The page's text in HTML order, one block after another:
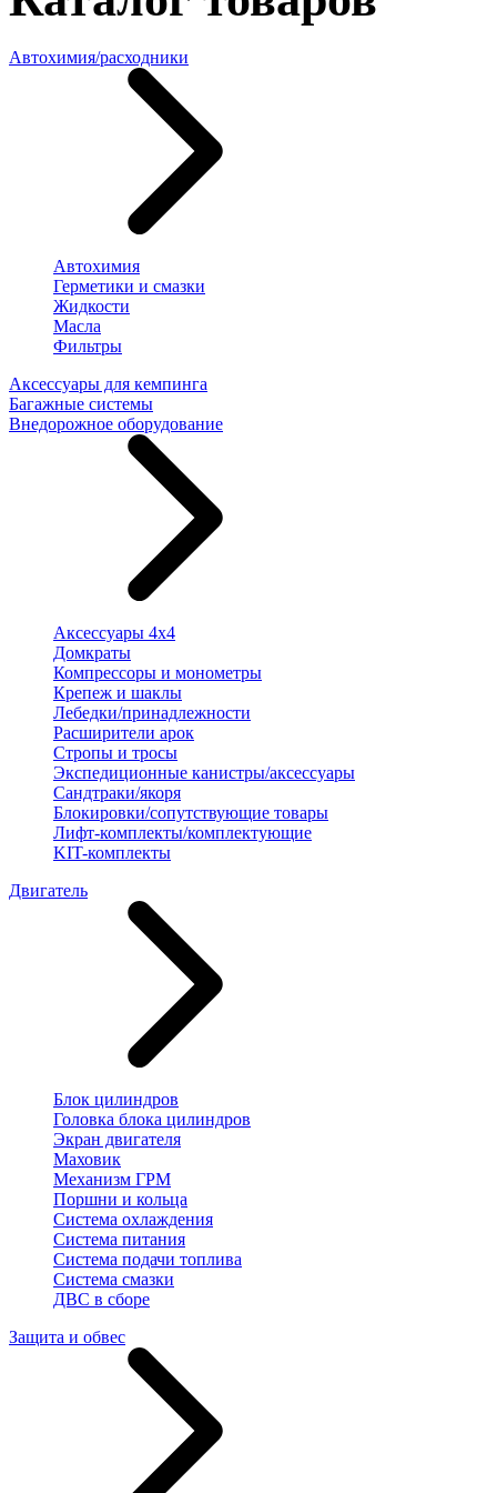
Автохимия/расходники
Автохимия
Герметики и смазки
Жидкости
Масла
Фильтры
Аксессуары для кемпинга
Багажные системы
Внедорожное оборудование
Аксессуары 4х4
Домкраты
Компрессоры и монометры
Крепеж и шаклы
Лебедки/принадлежности
Расширители арок
Стропы и тросы
Экспедиционные канистры/аксессуары
Сандтраки/якоря
Блокировки/сопутствующие товары
Лифт-комплекты/комплектующие
KIT-комплекты
Двигатель
Блок цилиндров
Головка блока цилиндров
Экран двигателя
Маховик
Механизм ГРМ
Поршни и кольца
Система охлаждения
Система питания
Система подачи топлива
Система смазки
ДВС в сборе
Защита и обвес